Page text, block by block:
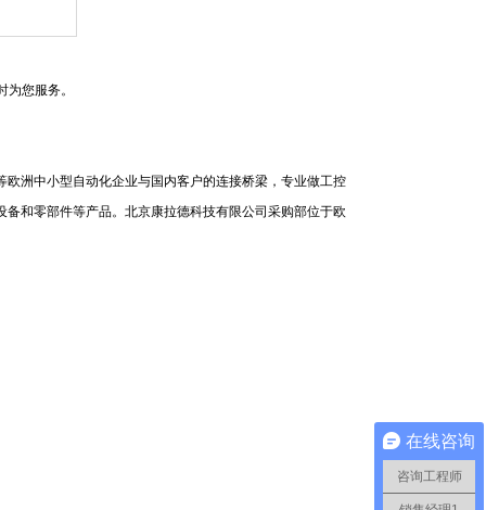
您服务。
洲中小型自动化企业与国内客户的连接桥梁，专业做工控
和零部件等产品。北京康拉德科技有限公司采购部位于欧
在线咨询
咨询工程师